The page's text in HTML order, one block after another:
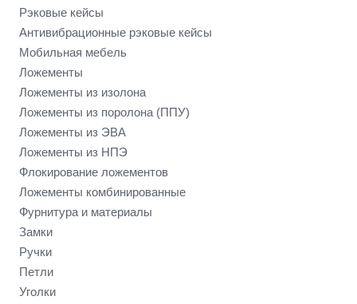
Рэковые кейсы
Антивибрационные рэковые кейсы
Мобильная мебель
Ложементы
Ложементы из изолона
Ложементы из поролона (ППУ)
Ложементы из ЭВА
Ложементы из НПЭ
Флокирование ложементов
Ложементы комбинированные
Фурнитура и материалы
Замки
Ручки
Петли
Уголки